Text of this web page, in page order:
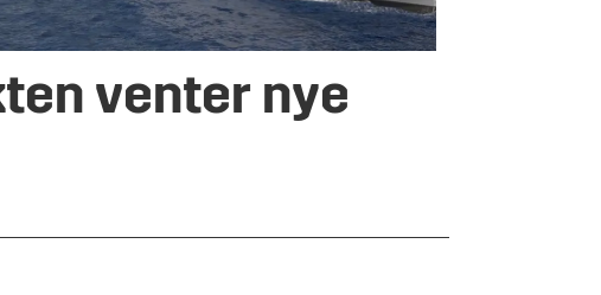
venter nye